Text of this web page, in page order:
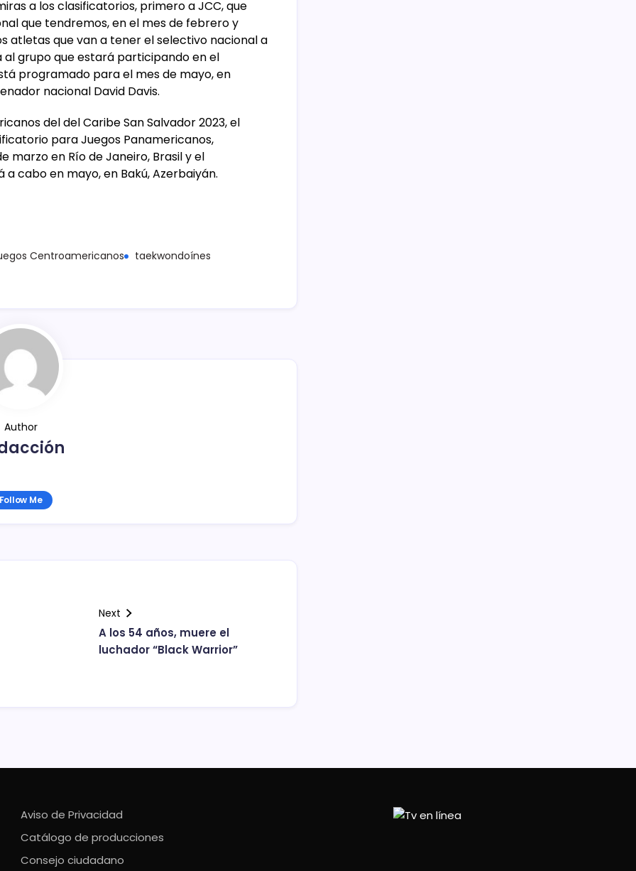
a los clasificatorios, primero a JCC, que
que tendremos, en el mes de febrero y
atletas que van a tener el selectivo nacional a
al grupo que estará participando en el
programado para el mes de mayo, en
nacional David Davis.
del del Caribe San Salvador 2023, el
para Juegos Panamericanos,
marzo en Río de Janeiro, Brasil y el
cabo en mayo, en Bakú, Azerbaiyán.
Centroamericanos
taekwondoínes
Author
Follow Me
Next
A los 54 años, muere el
luchador “Black Warrior”
Aviso de Privacidad
Catálogo de producciones
Consejo ciudadano